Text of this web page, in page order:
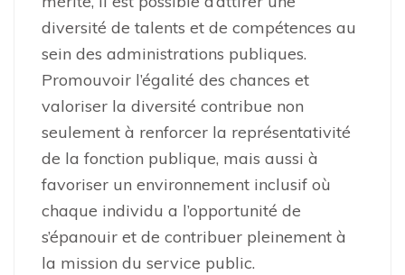
diversité de talents et de compétences au
sein des administrations publiques.
Promouvoir l’égalité des chances et
valoriser la diversité contribue non
seulement à renforcer la représentativité
de la fonction publique, mais aussi à
favoriser un environnement inclusif où
chaque individu a l’opportunité de
s’épanouir et de contribuer pleinement à
la mission du service public.